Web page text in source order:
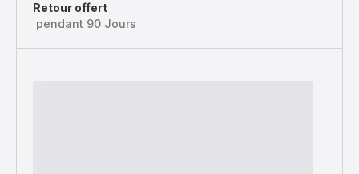
Retour offert
pendant 90 Jours